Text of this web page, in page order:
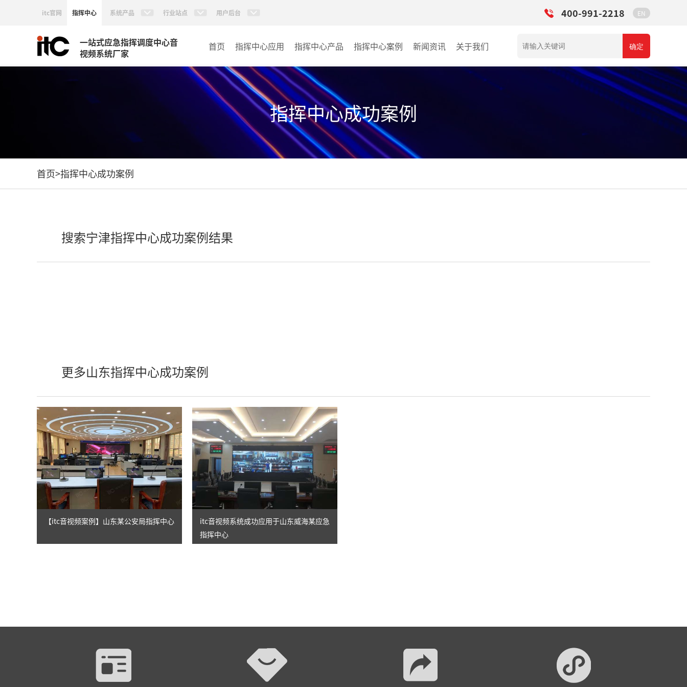
itc官网 指挥中心 系统产品 行业站点 用户后台 400-991-2218 EN
一站式应急指挥调度中心音
视频系统厂家
首页 指挥中心应用 指挥中心产品
KVM坐席管理系统
AI智慧分布式系统
无感调度系统
AI指挥调度系统
指挥中心案例
政府指挥中心
大数据指挥中心
监控指挥中心
新闻资讯 关于我们 确定
指挥中心成功案例
首页>指挥中心成功案例
搜索宁津指挥中心成功案例结果
更多山东指挥中心成功案例
【itc音视频案例】山东某公安局指挥中心
itc音视频系统成功应用于山东威海某应急
指挥中心